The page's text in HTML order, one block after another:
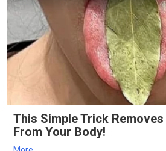
This Simple Trick
From Your Body!